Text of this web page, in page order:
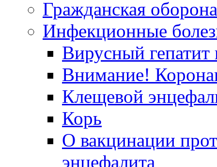
Гражданская оборона
Инфекционные
Вирусный гепатит
Внимание!
Клещевой
Корь
О вакцинации
энцефалита